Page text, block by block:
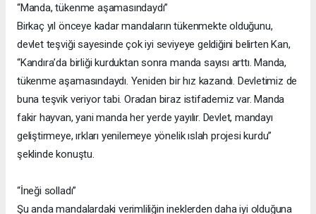
“Manda, tükenme aşamasındaydı”
Birkaç yıl önceye kadar mandaların tükenmekte olduğunu,
devlet teşviği sayesinde çok iyi seviyeye geldiğini belirten Kan,
“Kandıra’da birliği kurduktan sonra manda sayısı arttı. Manda,
tükenme aşamasındaydı. Yeniden bir hız kazandı. Devletimiz de
buna teşvik veriyor tabi. Oradan biraz istifademiz var. Manda
fakir hayvan, yani manda her yerde yayılır. Devlet, mandayı
geliştirmeye, ırkları yenilemeye yönelik ıslah projesi kurdu”
şeklinde konuştu.
“İneği solladı”
Şu anda mandalardaki verimliliğin ineklerden daha iyi olduğuna